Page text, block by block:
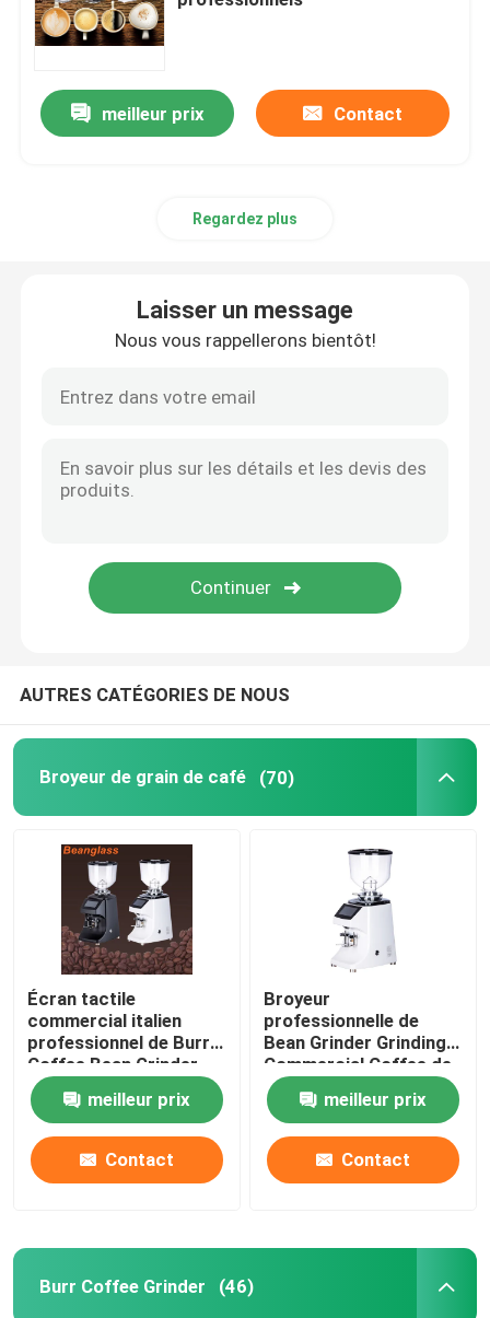
broyeur de café commerciale
Expresso Bean Grinder
Broyeur de café extérieure
Broyeur de café de main
frother automatique de lait
Moulin à café numérique
meilleur prix Contact
Regardez plus
Laisser un message
Nous vous rappellerons bientôt!
AUTRES CATÉGORIES DE NOUS
Broyeur de grain de café (70)
Écran tactile
commercial italien
professionnel de Burr
Coffee Bean Grinder
With LED
meilleur prix
Contact
Broyeur
professionnelle de
Bean Grinder Grinding
Commercial Coffee de
café d'expresso
meilleur prix
Contact
Burr Coffee Grinder (46)